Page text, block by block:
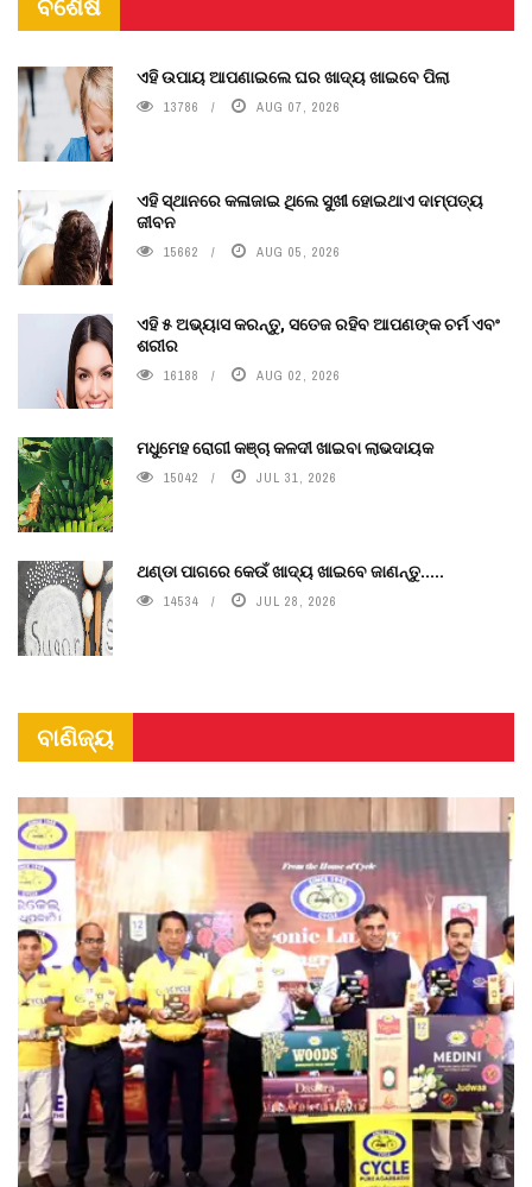
ଏହି ଉପାୟ ଆପଣାଇଲେ ଘର ଖାଦ୍ୟ ଖାଇବେ ପିଲା
13786 AUG 07, 2026
ଏହି ସ୍ଥାନରେ କଳାଜାଇ ଥିଲେ ସୁଖୀ ହୋଇଥାଏ ଦାମ୍ପତ୍ୟ
ଜୀବନ
15662 AUG 05, 2026
ଏହି ୫ ଅଭ୍ୟାସ କରନ୍ତୁ, ସତେଜ ରହିବ ଆପଣଙ୍କ ଚର୍ମ ଏବଂ
ଶରୀର
16188 AUG 02, 2026
ମଧୁମେହ ରୋଗୀ କଞ୍ଚା କଳଦୀ ଖାଇବା ଲାଭଦାୟକ
15042 JUL 31, 2026
ଥଣ୍ଡା ପାଗରେ କେଉଁ ଖାଦ୍ୟ ଖାଇବେ ଜାଣନ୍ତୁ.....
14534 JUL 28, 2026
ବାଣିଜ୍ୟ